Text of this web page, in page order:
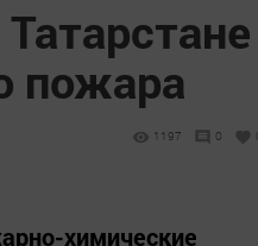
пожара
1197 0
химические